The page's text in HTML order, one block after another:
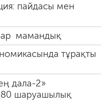
пайдасы мен
мамандық
тұрақты
дала-2»
80 шаруашылық